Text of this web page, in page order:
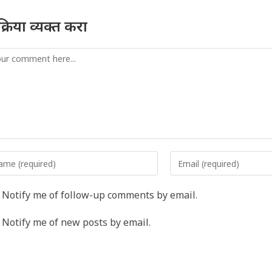
व्यक्त करा
your
address
Notify me of follow-up comments by email.
Notify me of new posts by email.